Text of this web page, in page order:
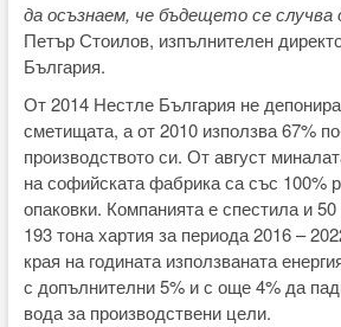
да осъзнаем, че бъдещето се случва
Петър Стоилов, изпълнителен
България.
От 2014 Нестле България не
сметищата, а от 2010 използва 67%
производството си. От август
на софийската фабрика са със 100%
опаковки. Компанията е спестила и
193 тона хартия за периода 2016 –
края на годината използваната
с допълнителни 5% и с още 4% да
вода за производствени цели.